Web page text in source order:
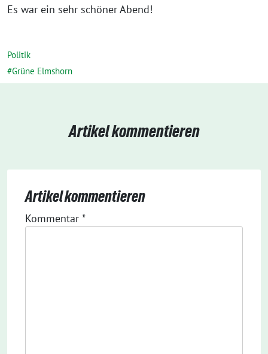
Es war ein sehr schöner Abend!
Politik
Grüne Elmshorn
Artikel kommentieren
Artikel kommentieren
Kommentar *